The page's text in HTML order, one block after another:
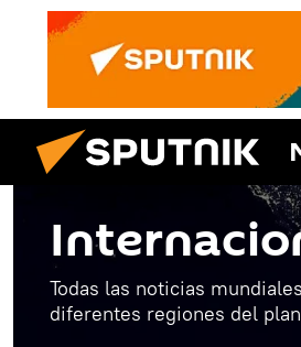
Todas las noticias
diferentes regiones del